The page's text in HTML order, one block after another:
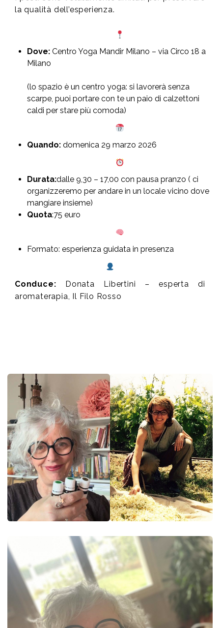
la qualità dell’esperienza.
Dove: Centro Yoga Mandir Milano – via Circo 18 a
Milano
(lo spazio è un centro yoga: si lavorerà senza
scarpe, puoi portare con te un paio di calzettoni
caldi per stare più comoda)
Quando: domenica 29 marzo 2026
Durata:dalle 9,30 – 17,00 con pausa pranzo ( ci
organizzeremo per andare in un locale vicino dove
mangiare insieme)
Quota:75 euro
Formato: esperienza guidata in presenza
Conduce: Donata Libertini – esperta di
aromaterapia, Il Filo Rosso